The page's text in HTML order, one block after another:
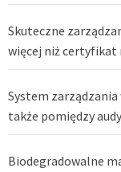
Skuteczne
więcej niż certyfikat
System zarządzania
także pomiędzy
Biodegradowalne